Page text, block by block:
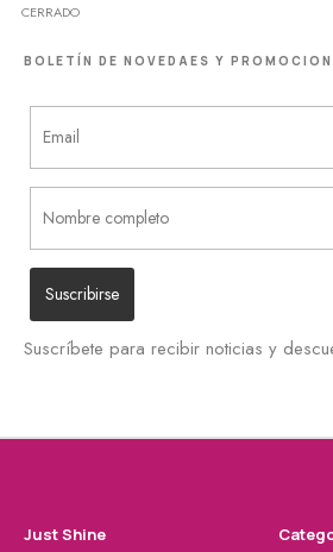
CERRADO
BOLETÍN DE NOVEDAES Y
Suscríbete para recibir noticias y
Just Shine